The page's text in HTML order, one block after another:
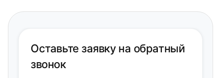
Оставьте заявку на обратный
звонок